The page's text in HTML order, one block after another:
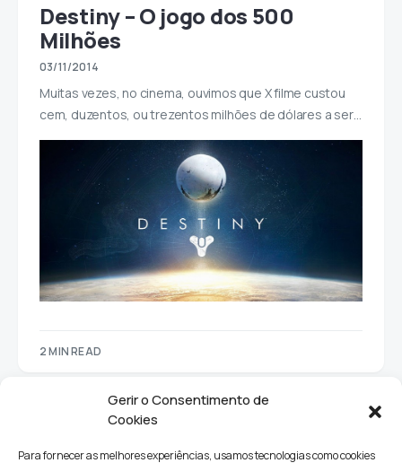
Gerir o Consentimento de
Cookies
Para fornecer as melhores experiências, usamos tecnologias como cookies
Destiny – O jogo dos 500
Milhões
03/11/2014
Muitas vezes, no cinema, ouvimos que X filme custou
cem, duzentos, ou trezentos milhões de dólares a ser…
2 MIN READ